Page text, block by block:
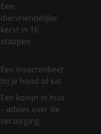
Een
diervriendelijke
kerst in 16
stappen
Een insectenbeet
bij je hond of kat
Een konijn in huis
– advies over de
verzorging